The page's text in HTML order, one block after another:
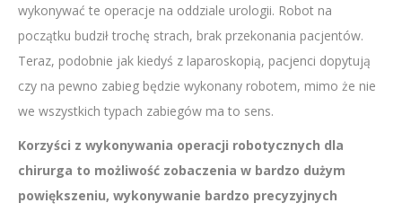
wykonywać te operacje na oddziale urologii. Robot na
początku budził trochę strach, brak przekonania pacjentów.
Teraz, podobnie jak kiedyś z laparoskopią, pacjenci dopytują
czy na pewno zabieg będzie wykonany robotem, mimo że nie
we wszystkich typach zabiegów ma to sens.
Korzyści z wykonywania operacji robotycznych dla
chirurga to możliwość zobaczenia w bardzo dużym
powiększeniu, wykonywanie bardzo precyzyjnych